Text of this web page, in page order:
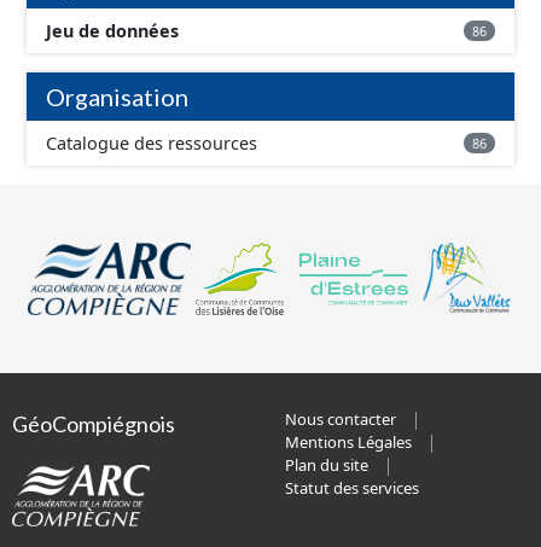
Jeu de données 86
Organisation
Catalogue des ressources 86
GéoCompiégnois
Nous contacter
Mentions Légales
Plan du site
Statut des services